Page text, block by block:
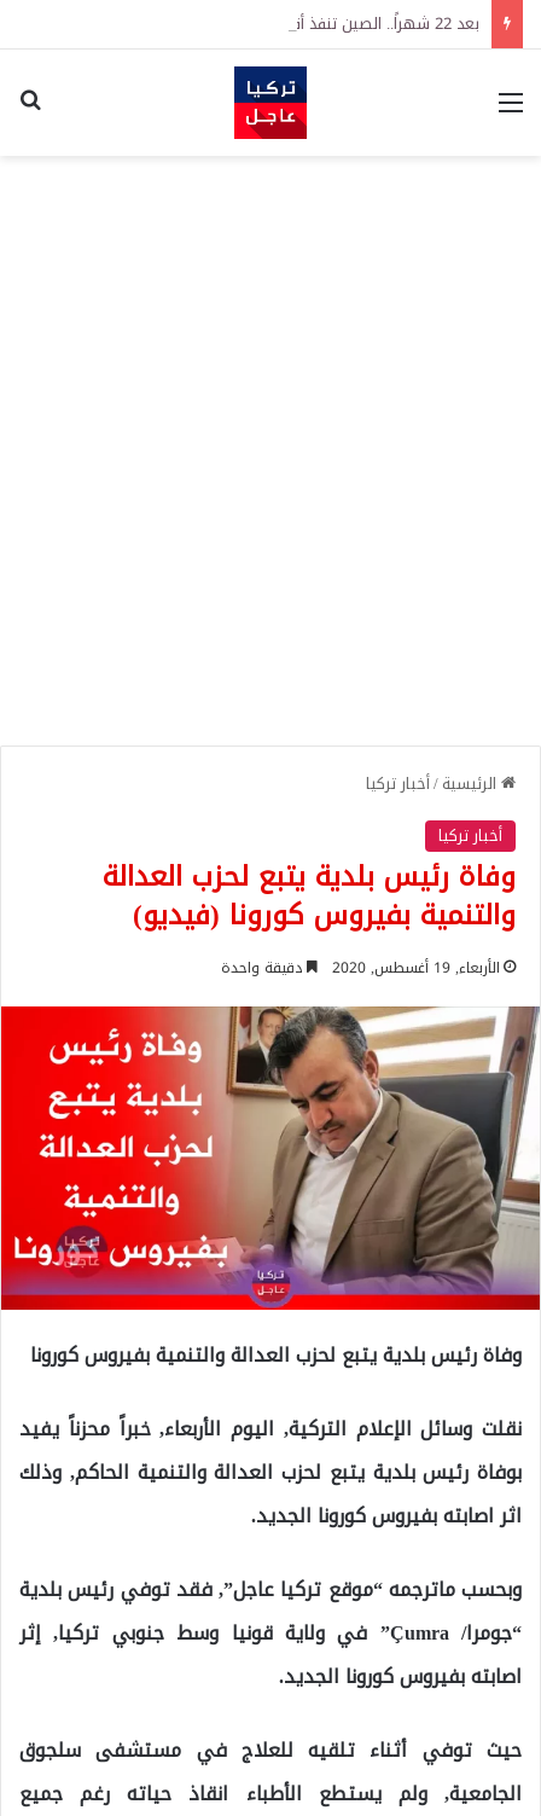
القائمة
الرئيسية/أخبار تركيا
أخبار تركيا
وفاة رئيس بلدية يتبع لحزب العدالة
والتنمية بفيروس كورونا (فيديو)
الأربعاء, 19 أغسطس, 2020 دقيقة واحدة
وفاة رئيس بلدية يتبع لحزب العدالة والتنمية بفيروس كورونا
نقلت وسائل الإعلام التركية, اليوم الأربعاء, خبراً محزناً يفيد
بوفاة رئيس بلدية يتبع لحزب العدالة والتنمية الحاكم, وذلك
اثر اصابته بفيروس كورونا الجديد.
وبحسب ماترجمه “موقع تركيا عاجل”, فقد توفي رئيس بلدية
“جومرا/ Çumra” في ولاية قونيا وسط جنوبي تركيا, إثر
اصابته بفيروس كورونا الجديد.
حيث توفي أثناء تلقيه للعلاج في مستشفى سلجوق
الجامعية, ولم يستطع الأطباء انقاذ حياته رغم جميع